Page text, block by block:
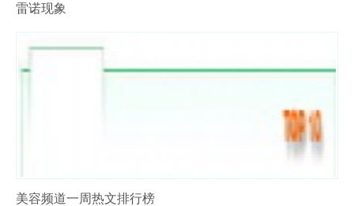
雷诺现象
美容频道一周热文排行榜